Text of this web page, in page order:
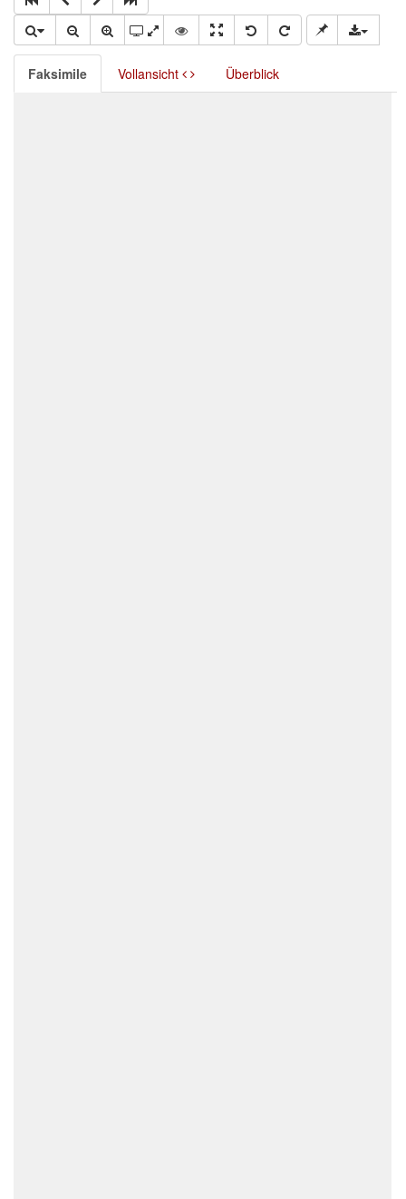
Faksimile Vollansicht Überblick